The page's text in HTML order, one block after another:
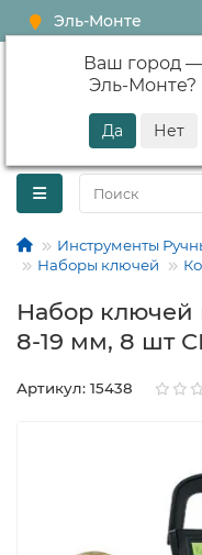
Эль-Монте
Ваш город —
Эль-Монте?
Инструменты
Наборы ключей
Набор
8-19 мм, 8 шт
Артикул: 15438